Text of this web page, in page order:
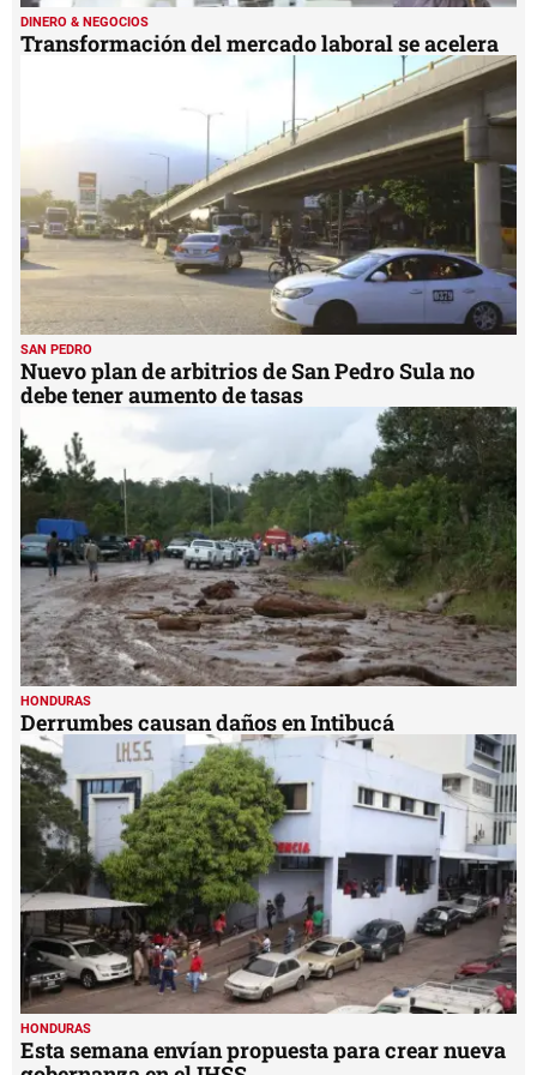
DINERO & NEGOCIOS
Transformación del mercado laboral se acelera
SAN PEDRO
Nuevo plan de arbitrios de San Pedro Sula no
debe tener aumento de tasas
HONDURAS
Derrumbes causan daños en Intibucá
HONDURAS
Esta semana envían propuesta para crear nueva